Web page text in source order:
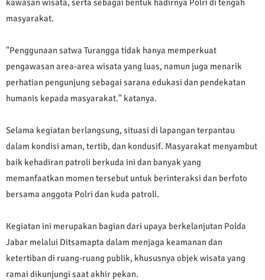
kawasan wisata, serta sebagai bentuk hadirnya Polri di tengah
masyarakat.
"Penggunaan satwa Turangga tidak hanya memperkuat
pengawasan area-area wisata yang luas, namun juga menarik
perhatian pengunjung sebagai sarana edukasi dan pendekatan
humanis kepada masyarakat." katanya.
Selama kegiatan berlangsung, situasi di lapangan terpantau
dalam kondisi aman, tertib, dan kondusif. Masyarakat menyambut
baik kehadiran patroli berkuda ini dan banyak yang
memanfaatkan momen tersebut untuk berinteraksi dan berfoto
bersama anggota Polri dan kuda patroli.
Kegiatan ini merupakan bagian dari upaya berkelanjutan Polda
Jabar melalui Ditsamapta dalam menjaga keamanan dan
ketertiban di ruang-ruang publik, khususnya objek wisata yang
ramai dikunjungi saat akhir pekan.